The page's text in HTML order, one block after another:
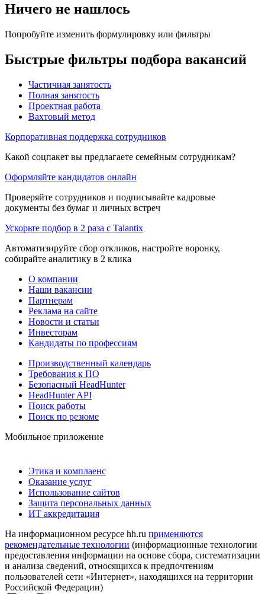
Ничего не нашлось
Попробуйте изменить формулировку или фильтры
Быстрые фильтры подбора вакансий
Частичная занятость
Полная занятость
Проектная работа
Вахтовый метод
Корпоративная поддержка сотрудников
Какой соцпакет вы предлагаете семейным сотрудникам?
Оформляйте кандидатов онлайн
Проверяйте сотрудников и подписывайте кадровые
документы без бумаг и личных встреч
Ускорьте подбор в 2 раза с Talantix
Автоматизируйте сбор откликов, настройте воронку,
собирайте аналитику в 2 клика
О компании
Наши вакансии
Партнерам
Реклама на сайте
Новости и статьи
Инвесторам
Кандидаты по профессиям
Производственный календарь
Требования к ПО
Безопасный HeadHunter
HeadHunter API
Поиск работы
Поиск по резюме
Мобильное приложение
Этика и комплаенс
Оказание услуг
Использование сайтов
Защита персональных данных
ИТ аккредитация
На информационном ресурсе hh.ru применяются
рекомендательные технологии (информационные технологии
предоставления информации на основе сбора, систематизации
и анализа сведений, относящихся к предпочтениям
пользователей сети «Интернет», находящихся на территории
Российской Федерации)